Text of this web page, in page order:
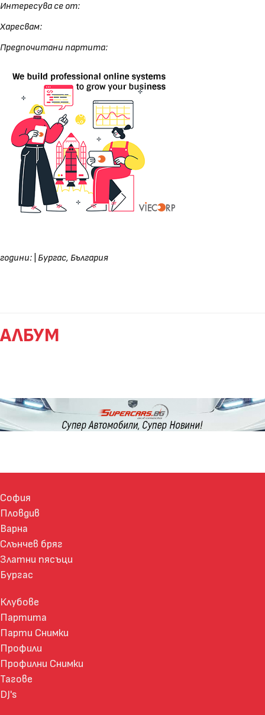
Интересува се от:
Харесвам:
Предпочитани партита:
години: Бургас, България
АЛБУМ
София
Пловдив
Варна
Слънчев бряг
Златни пясъци
Бургас
Клубове
Партита
Парти Снимки
Профили
Профилни Снимки
Тагове
DJ's